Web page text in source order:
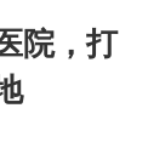
院，打